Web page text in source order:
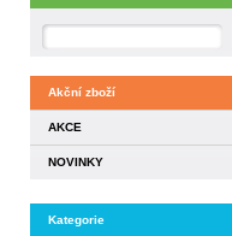
Akční zboží
AKCE
NOVINKY
Kategorie